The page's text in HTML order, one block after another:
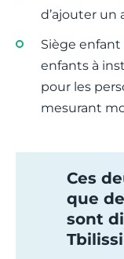
d’ajouter un
Siège
enfants à
pour les
mesurant
Ces
que
sont